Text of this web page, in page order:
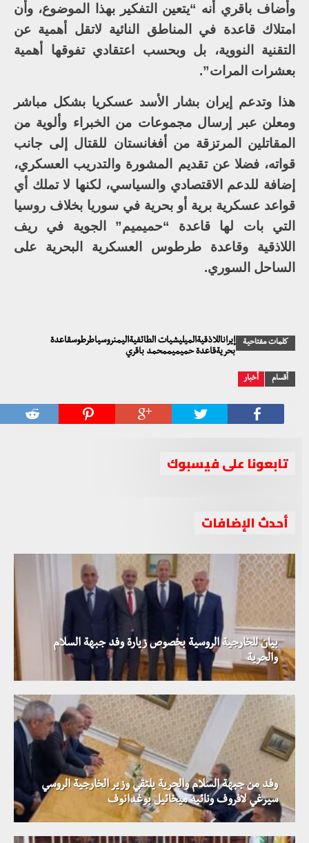
وأضاف باقري أنه “يتعين التفكير بهذا الموضوع، وأن
امتلاك قاعدة في المناطق النائية لاتقل أهمية عن
التقنية النووية، بل وبحسب اعتقادي تفوقها أهمية
بعشرات المرات”.
هذا وتدعم إيران بشار الأسد عسكريا بشكل مباشر
ومعلن عبر إرسال مجموعات من الخبراء وألوية من
المقاتلين المرتزقة من أفغانستان للقتال إلى جانب
قواته، فضلا عن تقديم المشورة والتدريب العسكري،
إضافة للدعم الاقتصادي والسياسي، لكنها لا تملك أي
قواعد عسكرية برية أو بحرية في سوريا بخلاف روسيا
التي بات لها قاعدة “حميميم” الجوية في ريف
اللاذقية وقاعدة طرطوس العسكرية البحرية على
الساحل السوري.
كلمات مفتاحية
إيراناللاذقيةالميليشيات الطائفيةاليمنروسياطرطوسقاعدة
بحريةقاعدة حميميممحمد باقري
أقسام أخبار
تابعونا على فيسبوك
أحدث الإضافات
بيان للخارجية الروسية بخصوص زيارة وفد جبهة السلام
والحرية
وفد من جبهة السلام والحرية يلتقي وزير الخارجية الروسي
سيرغي لافروف ونائبه ميخائيل بوغدانوف